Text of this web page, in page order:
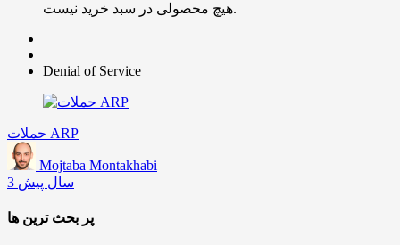
هیچ محصولی در سبد خرید نیست.
Denial of Service
حملات ARP
Mojtaba Montakhabi
3 سال پیش
پر بحث ترین ها